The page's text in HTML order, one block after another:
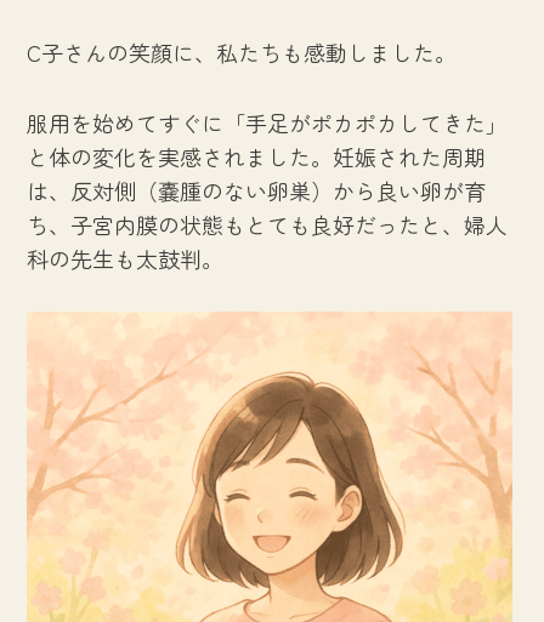
C子さんの笑顔に、私たちも感動しました。
服用を始めてすぐに「手足がポカポカしてきた」
と体の変化を実感されました。妊娠された周期
は、反対側（嚢腫のない卵巣）から良い卵が育
ち、子宮内膜の状態もとても良好だったと、婦人
科の先生も太鼓判。